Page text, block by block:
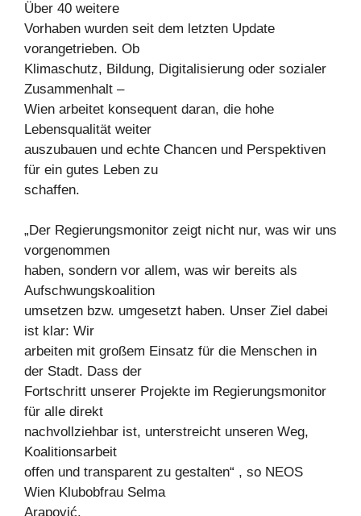
Über 40 weitere
Vorhaben wurden seit dem letzten Update
vorangetrieben. Ob
Klimaschutz, Bildung, Digitalisierung oder sozialer
Zusammenhalt –
Wien arbeitet konsequent daran, die hohe
Lebensqualität weiter
auszubauen und echte Chancen und Perspektiven
für ein gutes Leben zu
schaffen.
„Der Regierungsmonitor zeigt nicht nur, was wir uns
vorgenommen
haben, sondern vor allem, was wir bereits als
Aufschwungskoalition
umsetzen bzw. umgesetzt haben. Unser Ziel dabei
ist klar: Wir
arbeiten mit großem Einsatz für die Menschen in
der Stadt. Dass der
Fortschritt unserer Projekte im Regierungsmonitor
für alle direkt
nachvollziehbar ist, unterstreicht unseren Weg,
Koalitionsarbeit
offen und transparent zu gestalten“ , so NEOS
Wien Klubobfrau Selma
Arapović.